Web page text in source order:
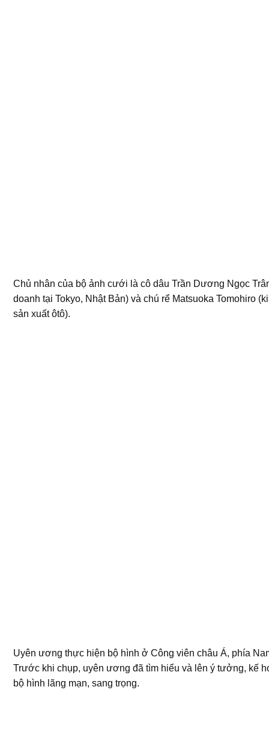
Chủ nhân của bộ ảnh cưới là cô dâu Trần Dương Ngọc
doanh tại Tokyo, Nhật Bản) và chú rể Matsuoka Tomohiro
sản xuất ôtô).
Uyên ương thực hiện bộ hình ở Công viên châu Á, phía
Trước khi chụp, uyên ương đã tìm hiểu và lên ý tưởng, kế
bộ hình lãng mạn, sang trọng.